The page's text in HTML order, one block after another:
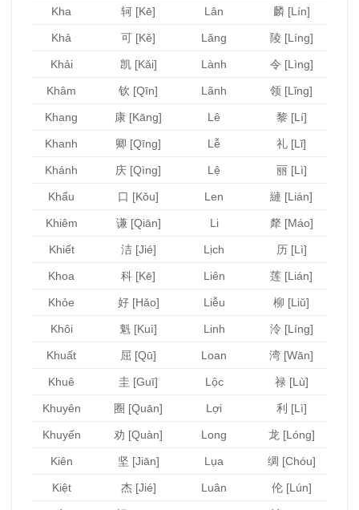
Kha 轲 [Kē] Lân 麟 [Lín]
Khả 可 [Kě] Lăng 陵 [Líng]
Khải 凯 [Kǎi] Lành 令 [Lìng]
Khâm 钦 [Qīn] Lãnh 领 [Lǐng]
Khang 康 [Kāng] Lê 黎 [Lí]
Khanh 卿 [Qīng] Lễ 礼 [Lǐ]
Khánh 庆 [Qìng] Lệ 丽 [Lì]
Khẩu 口 [Kǒu] Len 縺 [Lián]
Khiêm 谦 [Qiān] Li 犛 [Máo]
Khiết 洁 [Jié] Lịch 历 [Lì]
Khoa 科 [Kē] Liên 莲 [Lián]
Khỏe 好 [Hǎo] Liễu 柳 [Liǔ]
Khôi 魁 [Kuì] Linh 泠 [Líng]
Khuất 屈 [Qū] Loan 湾 [Wān]
Khuê 圭 [Guī] Lộc 禄 [Lù]
Khuyên 圈 [Quān] Lợi 利 [Lì]
Khuyến 劝 [Quàn] Long 龙 [Lóng]
Kiên 坚 [Jiān] Lụa 绸 [Chóu]
Kiệt 杰 [Jié] Luân 伦 [Lún]